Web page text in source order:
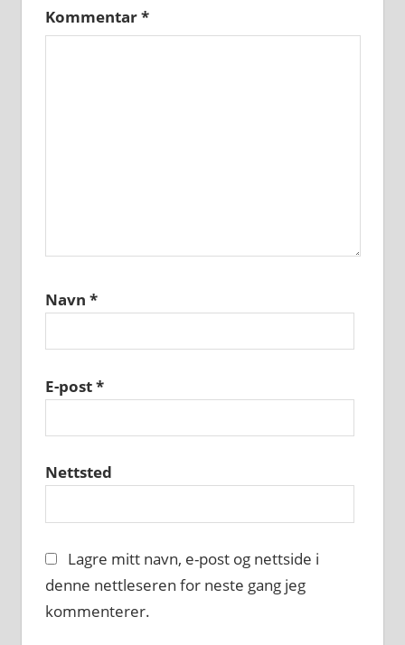
Kommentar*
Navn *
E-post*
Nettsted
Lagre mitt navn, e-post og nettside i
denne nettleseren for neste gang jeg
kommenterer.